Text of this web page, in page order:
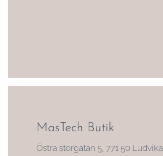
MasTech Butik
Östra storgatan 5, 771 50 Ludvika